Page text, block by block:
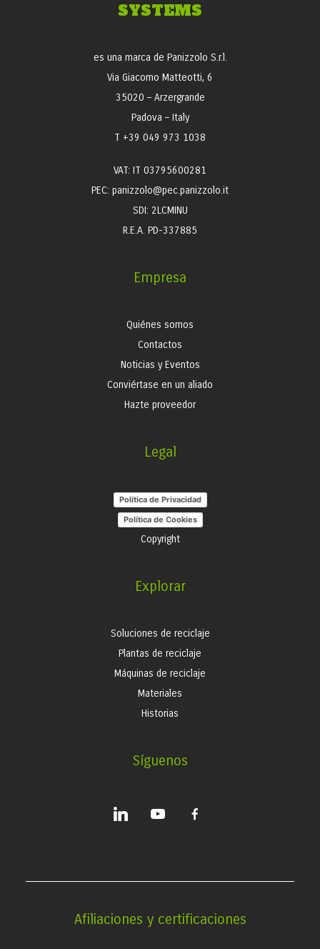
SYSTEMS
es una marca de Panizzolo S.r.l.
Via Giacomo Matteotti, 6
35020 – Arzergrande
Padova – Italy
T +39 049 973 1038
VAT: IT 03795600281
PEC: panizzolo@pec.panizzolo.it
SDI: 2LCMINU
R.E.A. PD-337885
Empresa
Quiénes somos
Contactos
Noticias y Eventos
Conviértase en un aliado
Hazte proveedor
Legal
Política de Privacidad
Política de Cookies
Copyright
Explorar
Soluciones de reciclaje
Plantas de reciclaje
Máquinas de reciclaje
Materiales
Historias
Síguenos
linkedin youtube
facebook-
Afiliaciones y certificaciones